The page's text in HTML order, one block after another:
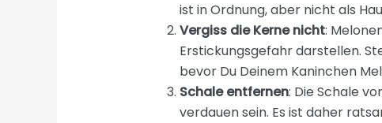
ist in Ordnung, aber nicht als
Vergiss die Kerne nicht:
Erstickungsgefahr darstellen.
bevor Du Deinem Kaninchen
Schale entfernen: Die Schale
verdauen sein. Es ist daher